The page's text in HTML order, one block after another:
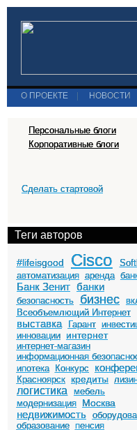
О ПРОЕКТЕ НОВОСТИ
Персональные блоги
Корпоративные блоги
Сделать стартовой
Теги авторов
#lifeisgood Cisco
автоматизация аренда
Банк Зенит банки
безопасность бизнес
Всеобъемлющий Интернет
выставка Гарант
инновации
интернет
интернет-магазин
информационная
ипотека
Конкурс
Красноярск кредиты
логистика
мебель
модернизация
Москва
недвижимость
образование пенсия